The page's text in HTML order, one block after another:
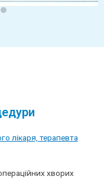
лікаря, терапевта
хворих